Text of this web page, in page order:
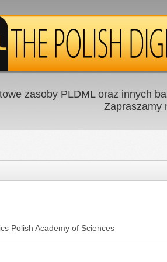
zasoby PLDML oraz innych
Zapraszamy
Polish Academy of Sciences